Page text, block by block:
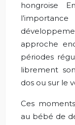
hongroise
approche
périodes
librement
dos ou sur le
Ces
au bébé de